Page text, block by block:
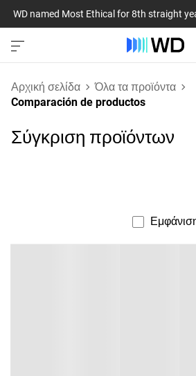
WD named Most Ethical for 8th straight
Αρχική σελίδα
Όλα τα προϊόντα
Comparación de productos
Σύγκριση προϊόντων